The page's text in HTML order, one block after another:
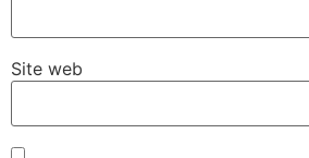
Site web